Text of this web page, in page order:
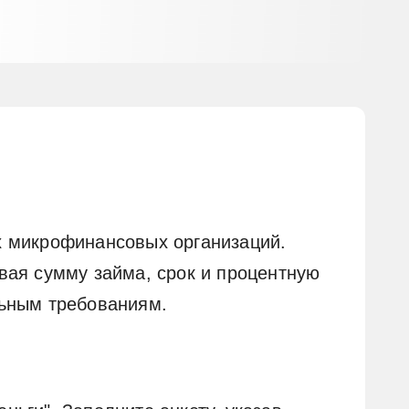
организаций.
сумму займа, срок и процентную
требованиям.